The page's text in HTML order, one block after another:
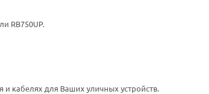
RB750UP.
кабелях для Ваших уличных устройств.